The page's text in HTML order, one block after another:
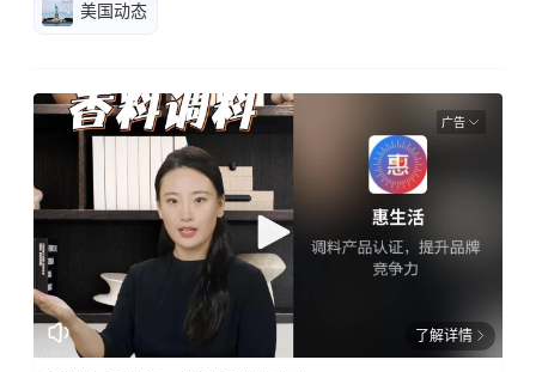
美国动态
广告
了解详情